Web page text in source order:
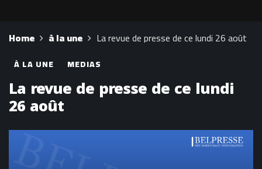
Home à la une La revue de presse de ce lundi 26 août
À LA UNE MEDIAS
La revue de presse de ce lundi
26 août